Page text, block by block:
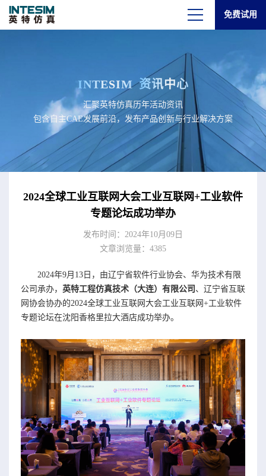
免费试用
INTESIM 资讯中心
汇聚英特仿真历年活动资讯
包含自主CAE发展前沿，发布产品创新与行业解决方案
2024全球工业互联网大会工业互联网+工业软件
专题论坛成功举办
发布时间：2024年10月09日
文章浏览量：4385
2024年9月13日，由辽宁省软件行业协会、华为技术有限
公司承办， 英特工程仿真技术（大连）有限公司 、辽宁省互联
网协会协办的2024全球工业互联网大会工业互联网+工业软件
专题论坛在沈阳香格里拉大酒店成功举办。